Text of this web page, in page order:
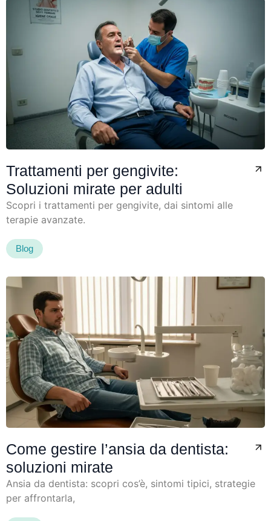
Trattamenti per gengivite:
Soluzioni mirate per adulti
Scopri i trattamenti per gengivite, dai sintomi alle
terapie avanzate.
Blog
Come gestire l’ansia da dentista:
soluzioni mirate
Ansia da dentista: scopri cos’è, sintomi tipici, strategie
per affrontarla,